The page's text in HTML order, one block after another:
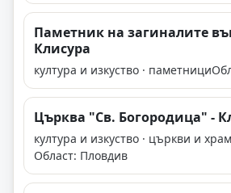
Паметник на загиналите
Клисура
култура и изкуство · паметници
Църква "Св. Богородица" -
култура и изкуство · църкви и
Област: Пловдив